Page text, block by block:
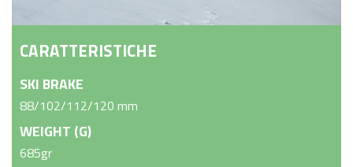
CARATTERISTICHE
SKI BRAKE
88/102/112/120 mm
WEIGHT (G)
685gr